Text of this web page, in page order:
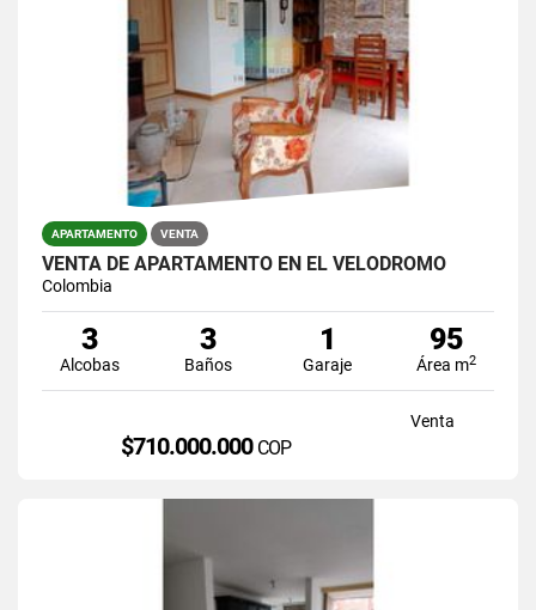
APARTAMENTO VENTA
VENTA DE APARTAMENTO EN EL VELODROMO
Colombia
3
Alcobas
3
Baños
1
Garaje
95
Área m2
Venta
$710.000.000 COP